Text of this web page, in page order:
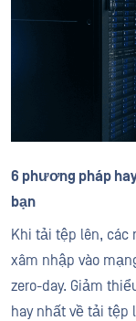
6 phương pháp
bạn
Khi tải tệp lên, các
xâm nhập vào
zero-day. Giảm
hay nhất về tải tệp